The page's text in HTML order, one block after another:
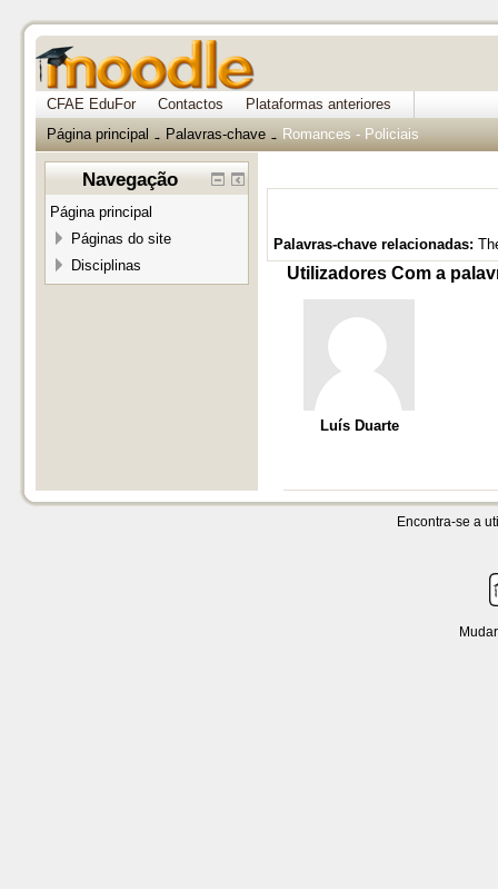
CFAE EduFor Contactos
Plataformas anteriores
Página principal
→ Palavras-chave → Romances - Policiais
Palavras-chave relacionadas:
Utilizadores Com a
Luís Duarte
Navegação
Página principal
Páginas do site
Disciplinas
Encontra-se a